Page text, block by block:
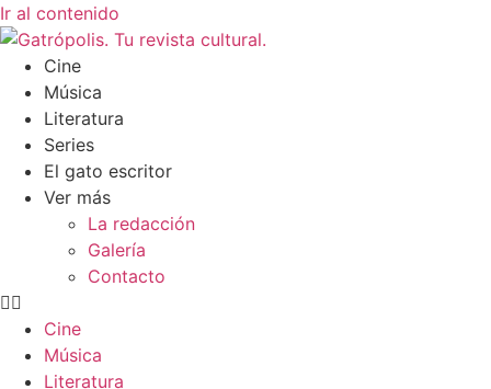
Ir al contenido
Cine
Música
Literatura
Series
El gato escritor
Ver más
La redacción
Galería
Contacto
Cine
Música
Literatura